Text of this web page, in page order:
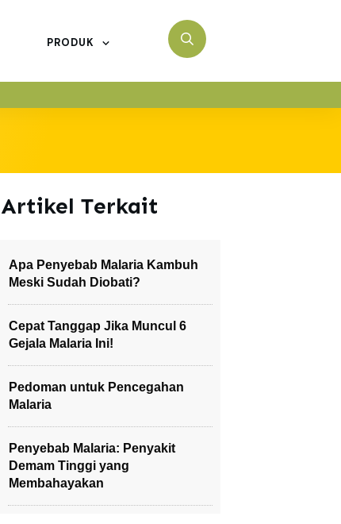
PRODUK
Artikel Terkait
Apa Penyebab Malaria Kambuh
Meski Sudah Diobati?
Cepat Tanggap Jika Muncul 6
Gejala Malaria Ini!
Pedoman untuk Pencegahan
Malaria
Penyebab Malaria: Penyakit
Demam Tinggi yang
Membahayakan